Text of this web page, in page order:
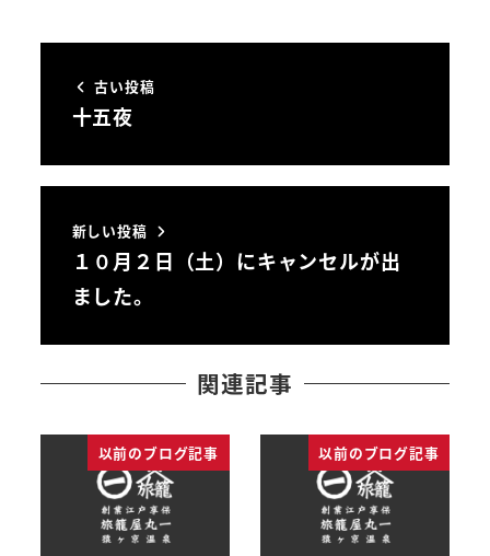
古い投稿
十五夜
新しい投稿
１０月２日（土）にキャンセルが出
ました。
関連記事
以前のブログ記事 以前のブログ記事